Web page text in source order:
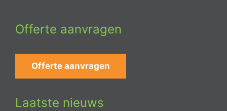
Offerte aanvragen
Offerte aanvragen
Laatste nieuws